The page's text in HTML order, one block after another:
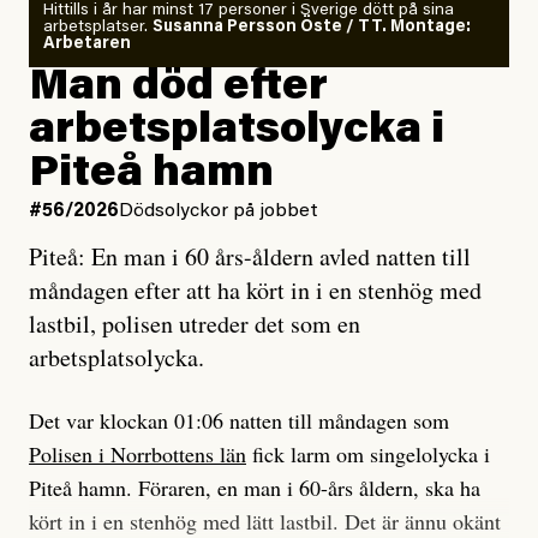
Vem är det som Dagens ETC skriver för?
Vad betyder det att vara en röd, grön och oberoende
tidning?
Vad är bra journalistik?
Ett försök till korta svar som jag hoppas kan förtydliga
för Kuhn och Sassarinis-McGowan och andra hur jag
som chefredaktör ser på Dagens ETC:s uppdrag och
roll.
Vi skriver för våra läsare som vill bli informerade,
överraskade, bekräftade, utmanade – och som kräver
att vi granskar allt och alla.
så säger jag tvärtemot.
Jag lärde mig renovera
enligt uråldrig metod
och lade min sista ungdom
på att laga en gammal bod.
Jag sökte ljuset och meningen,
efter det som var rent, rätt och sant,
och aldrig såg jag det klarare än
när jag ombord på bussen hjälpte en tant.
#23/2026Intervjun
Jesper Lundby: ”Livet i sig
är ganska politiskt”
Hittills i år har minst 17 personer i Sverige dött på sina
arbetsplatser. Susanna Persson Öste / TT. Montage:
Arbetaren
Man död efter
arbetsplatsolycka i
Piteå hamn
#56/2026 Dödsolyckor på jobbet
Piteå: En man i 60 års-åldern avled natten till
måndagen efter att ha kört in i en stenhög med
lastbil, polisen utreder det som en
arbetsplatsolycka.
Det var klockan 01:06 natten till måndagen som
Polisen i Norrbottens län fick larm om singelolycka i
Piteå hamn. Föraren, en man i 60-års åldern, ska ha
kört in i en stenhög med lätt lastbil. Det är ännu okänt